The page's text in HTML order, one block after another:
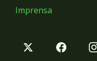
Imprensa